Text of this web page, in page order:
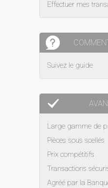
Effectuer mes
Suivez le guide
Large gamme de
Pièces sous scellés
Prix compétitifs
Transactions
Agréé par la